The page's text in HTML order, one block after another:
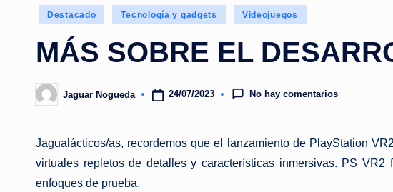
Publicado
Destacado Tecnología y gadgets Videojuegos
MÁS SOBRE EL
Publicado
por
Jaguar Nogueda 24/07/2023 No hay comentarios
Jagualácticos/as, recordemos que el lanzamiento de PlayStation
virtuales repletos de detalles y características inmersivas. PS
enfoques de prueba.